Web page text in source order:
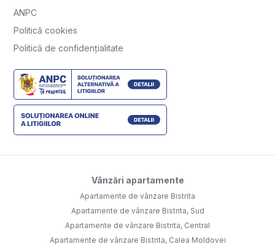
ANPC
Politică cookies
Politică de confidențialitate
Vânzări apartamente
Apartamente de vânzare Bistrita
Apartamente de vânzare Bistrita, Sud
Apartamente de vânzare Bistrita, Central
Apartamente de vânzare Bistrita, Calea Moldovei